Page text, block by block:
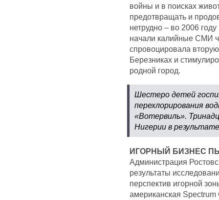
войны и в поисках
предотвращать и
нетрудно – во 2006
начали калийные СМИ
спровоцировала
Березниках и
родной город.
Шестеро детей
перехлорирования
«Вотервиль».
Нигерии в
ИГОРНЫЙ БИЗНЕС
Администрация
результаты
перспектив игорной
американская